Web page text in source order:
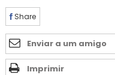
Share
Enviar a um amigo
Imprimir